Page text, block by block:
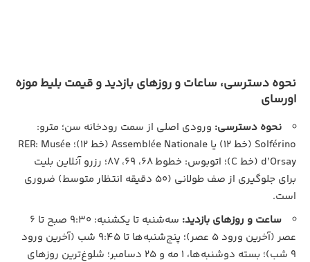
نحوه دسترسی، ساعات و روزهای بازدید و قیمت بلیط موزه
اورسای
نحوه دسترسی: ورودی اصلی از سمت رودخانه سن؛ مترو:
Solférino (خط ۱۲) یا Assemblée Nationale (خط ۱۲)؛ RER: Musée
d’Orsay (خط C)؛ اتوبوس: خطوط 68، 69، 87؛ رزرو آنلاین بلیت
برای جلوگیری از صف طولانی (۵۰ دقیقه انتظار متوسط) ضروری
است.
ساعت و روزهای بازدید:
سه‌شنبه تا یکشنبه: ۹:۳۰ صبح تا ۶
عصر (آخرین ورود ۵ عصر)؛ پنج‌شنبه‌ها تا ۹:۴۵ شب (آخرین ورود
۹ شب)؛ بسته دوشنبه‌ها، ۱ مه و ۲۵ دسامبر؛ شلوغ‌ترین روزهای